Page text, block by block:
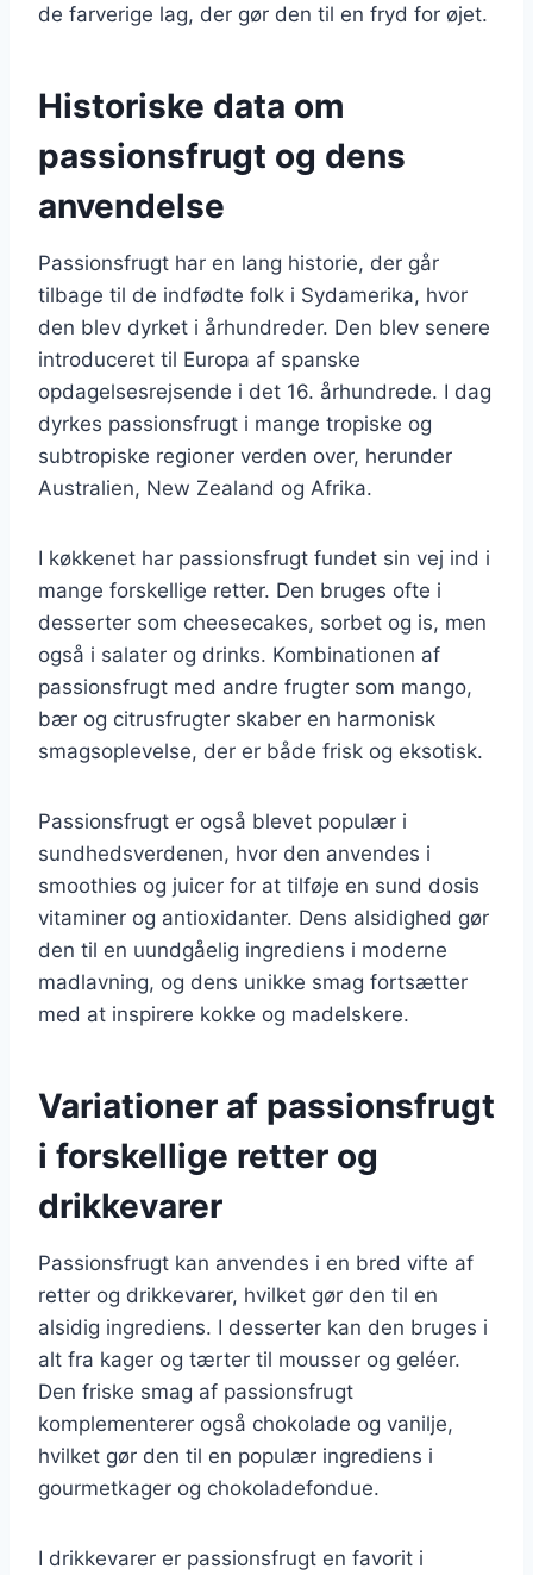
de farverige lag, der gør den til en fryd for øjet.
Historiske data om
passionsfrugt og dens
anvendelse
Passionsfrugt har en lang historie, der går
tilbage til de indfødte folk i Sydamerika, hvor
den blev dyrket i århundreder. Den blev senere
introduceret til Europa af spanske
opdagelsesrejsende i det 16. århundrede. I dag
dyrkes passionsfrugt i mange tropiske og
subtropiske regioner verden over, herunder
Australien, New Zealand og Afrika.
I køkkenet har passionsfrugt fundet sin vej ind i
mange forskellige retter. Den bruges ofte i
desserter som cheesecakes, sorbet og is, men
også i salater og drinks. Kombinationen af
passionsfrugt med andre frugter som mango,
bær og citrusfrugter skaber en harmonisk
smagsoplevelse, der er både frisk og eksotisk.
Passionsfrugt er også blevet populær i
sundhedsverdenen, hvor den anvendes i
smoothies og juicer for at tilføje en sund dosis
vitaminer og antioxidanter. Dens alsidighed gør
den til en uundgåelig ingrediens i moderne
madlavning, og dens unikke smag fortsætter
med at inspirere kokke og madelskere.
Variationer af passionsfrugt
i forskellige retter og
drikkevarer
Passionsfrugt kan anvendes i en bred vifte af
retter og drikkevarer, hvilket gør den til en
alsidig ingrediens. I desserter kan den bruges i
alt fra kager og tærter til mousser og geléer.
Den friske smag af passionsfrugt
komplementerer også chokolade og vanilje,
hvilket gør den til en populær ingrediens i
gourmetkager og chokoladefondue.
I drikkevarer er passionsfrugt en favorit i